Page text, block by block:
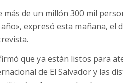
más de un millón 300 mil
expresó esta mañana, el
que ya están listos para
de El Salvador y las